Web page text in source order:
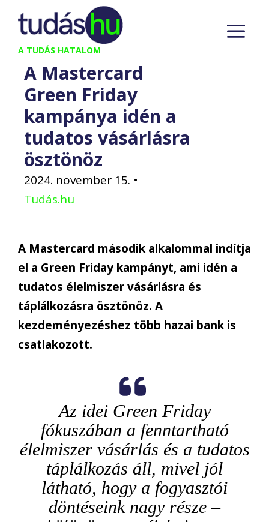
Kilépés
tartalomba
A TUDÁS HATALOM
A Mastercard
Green Friday
kampánya idén a
tudatos vásárlásra
ösztönöz
2024. november 15. •
Tudás.hu
A Mastercard második alkalommal indítja
el a Green Friday kampányt, ami idén a
tudatos élelmiszer vásárlásra és
táplálkozásra ösztönöz. A
kezdeményezéshez több hazai bank is
csatlakozott.
Az idei Green Friday
fókuszában a fenntartható
élelmiszer vásárlás és a tudatos
táplálkozás áll, mivel jól
látható, hogy a fogyasztói
döntéseink nagy része –